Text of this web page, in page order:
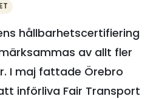
hållbarhetscertifiering
av allt fler
I maj fattade Örebro
införliva Fair Transport